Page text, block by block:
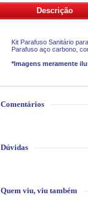
Descrição
Kit Parafuso Sanitário
Parafuso aço carbono,
*Imagens meramente
Comentários
Dúvidas
Quem viu, viu também